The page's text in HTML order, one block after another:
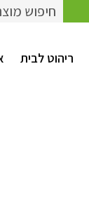
ריהוט לבית